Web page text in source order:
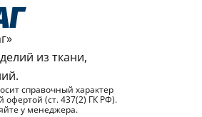
из ткани,
справочный характер
офертой (ст. 437(2) ГК РФ).
у менеджера.